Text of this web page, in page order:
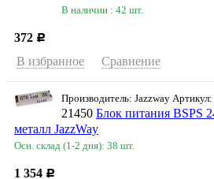
В наличии : 42 шт.
372 Р
В избранное Сравнение
Производитель: Jazzway
21450 Блок питания BSPS
металл JazzWay
Осн. склад (1-2 дня): 38 шт.
1 354 Р